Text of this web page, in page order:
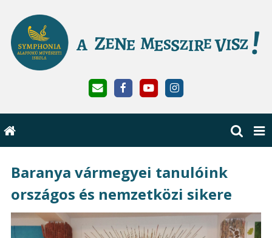
Baranya vármegyei tanulóink
országos és nemzetközi sikere